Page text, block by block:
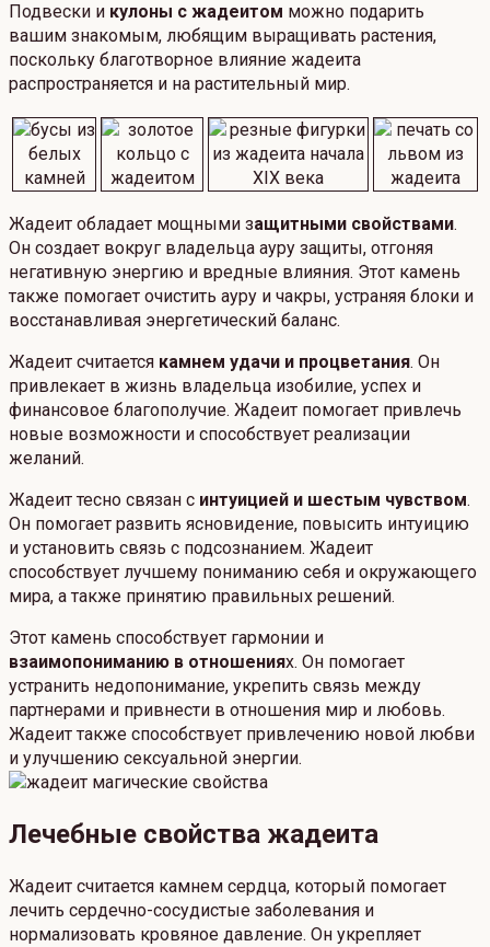
Подвески и кулоны с жадеитом можно подарить
вашим знакомым, любящим выращивать растения,
поскольку благотворное влияние жадеита
распространяется и на растительный мир.
Жадеит обладает мощными защитными свойствами.
Он создает вокруг владельца ауру защиты, отгоняя
негативную энергию и вредные влияния. Этот камень
также помогает очистить ауру и чакры, устраняя блоки и
восстанавливая энергетический баланс.
Жадеит считается камнем удачи и процветания. Он
привлекает в жизнь владельца изобилие, успех и
финансовое благополучие. Жадеит помогает привлечь
новые возможности и способствует реализации
желаний.
Жадеит тесно связан с интуицией и шестым чувством.
Он помогает развить ясновидение, повысить интуицию
и установить связь с подсознанием. Жадеит
способствует лучшему пониманию себя и окружающего
мира, а также принятию правильных решений.
Этот камень способствует гармонии и
взаимопониманию в отношениях. Он помогает
устранить недопонимание, укрепить связь между
партнерами и привнести в отношения мир и любовь.
Жадеит также способствует привлечению новой любви
и улучшению сексуальной энергии.
Лечебные свойства жадеита
Жадеит считается камнем сердца, который помогает
лечить сердечно-сосудистые заболевания и
нормализовать кровяное давление. Он укрепляет